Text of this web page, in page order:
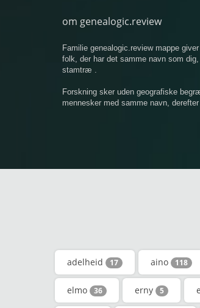
om genealogic.review
Familie genealogic.review mappe
folk, der har det samme navn som
stamtræ .
Forskning sker uden geografiske
mennesker med samme navn,
adelheid 17 aino 118
elmo 36 erny 5